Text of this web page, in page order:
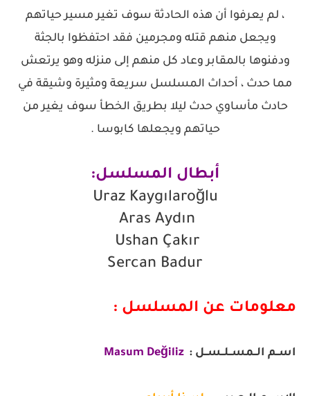
، لم يعرفوا أن هذه الحادثة سوف تغير مسير حياتهم
ويجعل منهم قتله ومجرمين فقد احتفظوا بالجثة
ودفنوها بالمقابر وعاد كل منهم إلى منزله وهو يرتعش
مما حدث ، أحداث المسلسل سريعة ومثيرة وشيقة في
حادث مأساوي حدث ليلا بطريق الخطأ سوف يغير من
حياتهم ويجعلها كابوسا .
أبطال المسلسل:
Uraz Kaygılaroğlu
Aras Aydın
Ushan Çakır
Sercan Badur
معلومات عن المسلسل :
اســم الــمســلــســل : Masum Değiliz